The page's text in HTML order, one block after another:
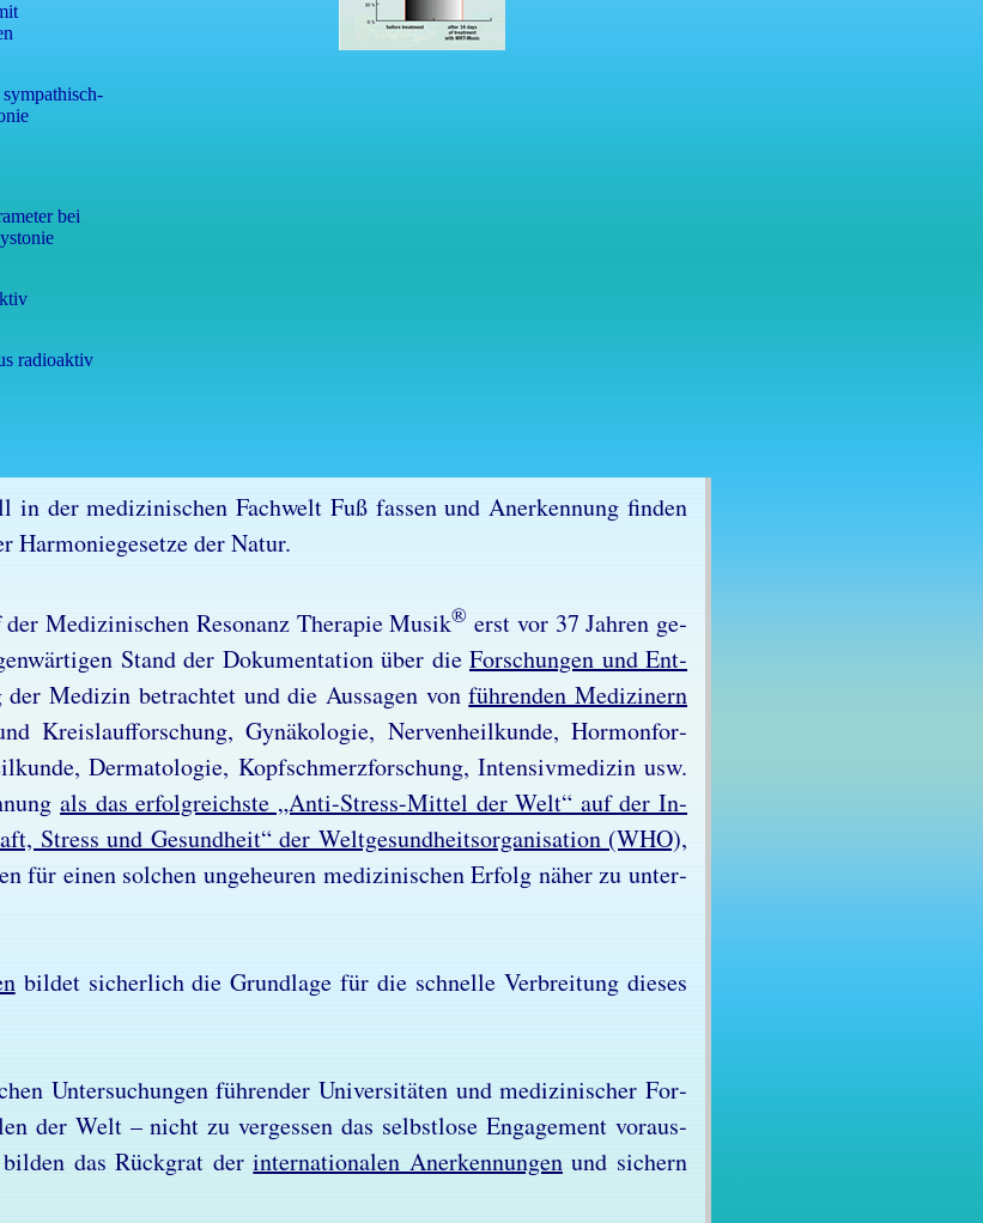
bei
radioaktiv
in der me­di­zi­ni­schen Fach­welt Fuß fas­sen und An­er­ken­nung fin­den
Har­mo­nie­ge­set­ze der Na­tur.
Me­di­zi­ni­schen Re­so­nanz The­ra­pie Mu­sik® erst vor 37 Jah­ren ge­
Stand der Do­ku­men­ta­ti­on über die For­schun­gen und Ent­
der Me­di­zin be­trach­tet und die Aus­sa­gen vonfüh­ren­den Me­di­zi­nern
Kreis­lauf­for­schung, Gy­nä­ko­lo­gie, Ner­venheil­kun­de, Hor­mon­for­
Der­ma­to­lo­gie, Kopf­schmerz­for­schung, In­ten­siv­me­di­zin usw.
als das er­folg­reichs­te „Anti-Stress-Mit­tel der Welt“ auf der In­
Stress und Ge­sund­heit“ der Welt­ge­sund­heits­or­ga­ni­sa­ti­on (WHO),
für ei­nen sol­chen un­ge­heu­ren me­di­zi­nischen Er­folg nä­her zu un­ter­
bil­det si­cher­lich die Grund­la­ge für die schnel­le Ver­brei­tung die­ses
Un­ter­su­chun­gen füh­ren­der Uni­ver­si­tä­ten und me­di­zi­ni­scher For­
der Welt – nicht zu ver­ges­sen das selbst­lo­se En­ga­ge­ment vor­aus­
das Rück­grat derin­ter­na­tio­na­len An­er­ken­nun­genund si­chern